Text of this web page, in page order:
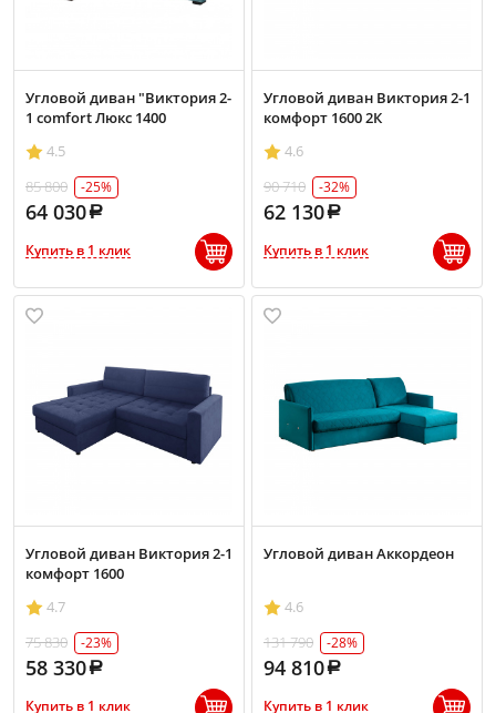
Угловой диван "Виктория 2-
1 comfort Люкс 1400
4.5
85 800
-25%
64 030
Купить в 1 клик
Угловой диван Виктория 2-1
комфорт 1600 2К
4.6
90 710
-32%
62 130
Купить в 1 клик
Угловой диван Виктория 2-1
комфорт 1600
4.7
75 830
-23%
58 330
Купить в 1 клик
Угловой диван Аккордеон
4.6
131 790
-28%
94 810
Купить в 1 клик